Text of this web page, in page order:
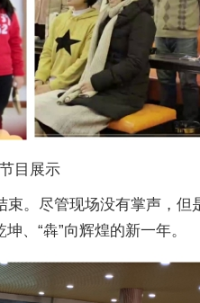
节目展示
。尽管现场没有掌声，但
、“犇”向辉煌的新一年。